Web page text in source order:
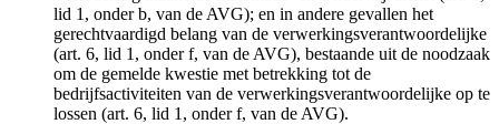
lid 1, onder b, van de AVG); en in andere gevallen het
gerechtvaardigd belang van de verwerkingsverantwoordelijke
(art. 6, lid 1, onder f, van de AVG), bestaande uit de noodzaak
om de gemelde kwestie met betrekking tot de
bedrijfsactiviteiten van de verwerkingsverantwoordelijke op te
lossen (art. 6, lid 1, onder f, van de AVG).